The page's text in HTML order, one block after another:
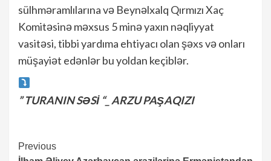
sülhməramlılarına və Beynəlxalq Qırmızı Xaç
Komitəsinə məxsus 5 minə yaxın nəqliyyat
vasitəsi, tibbi yardıma ehtiyacı olan şəxs və onları
müşayiət edənlər bu yoldan keçiblər.
” TURANIN SƏSİ “_ ARZU PAŞAQIZI
Continue
Previous